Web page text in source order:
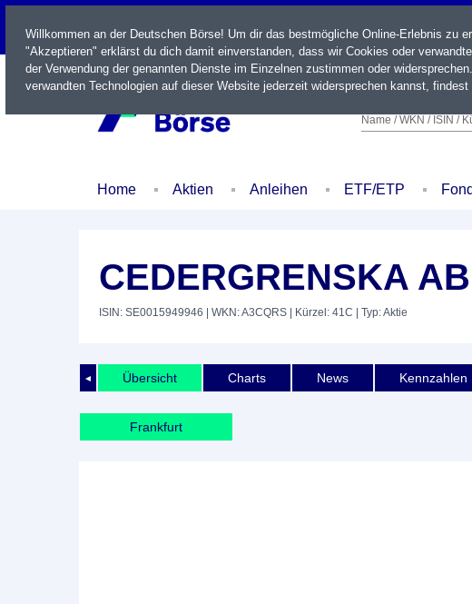
LIVE
Name / WKN / ISIN /
Home Aktien Anleihen ETF/ETP
CEDERGRENSKA AB
ISIN: SE0015949946 | WKN: A3CQRS | Kürzel: 41C | Typ: Aktie
◄ Übersicht Charts News Kennzahlen
Frankfurt
Willkommen an der Deutschen Börse! Um dir das bestmögliche Online-Erlebnis zu
"Akzeptieren" erklärst du dich damit einverstanden, dass wir Cookies oder
der Verwendung der genannten Dienste im Einzelnen zustimmen oder
verwandten Technologien auf dieser Website jederzeit widersprechen kannst, findest